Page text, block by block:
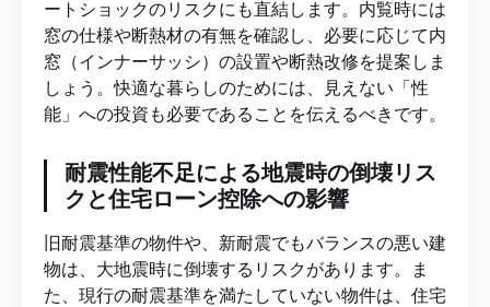
ートショックのリスクにも直結します。内覧時には
窓の仕様や断熱材の有無を確認し、必要に応じて内
窓（インナーサッシ）の設置や断熱改修を提案しま
しょう。快適な暮らしのためには、見えない「性
能」への投資も必要であることを伝えるべきです。
耐震性能不足による地震時の倒壊リス
クと住宅ローン控除への影響
旧耐震基準の物件や、新耐震でもバランスの悪い建
物は、大地震時に倒壊するリスクがあります。ま
た、現行の耐震基準を満たしていない物件は、住宅